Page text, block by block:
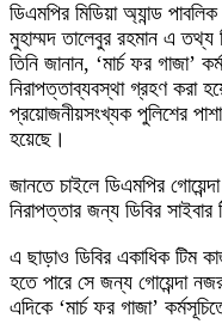
ডিএমপির মিডিয়া অ্যান্ড
মুহাম্মদ তালেবুর রহমান এ তথ্য
তিনি জানান, ‘মার্চ ফর গাজা’
নিরাপত্তাব্যবস্থা গ্রহণ করা
প্রয়োজনীয়সংখ্যক পুলিশের
হয়েছে।
জানতে চাইলে ডিএমপির
নিরাপত্তার জন্য ডিবির
এ ছাড়াও ডিবির একাধিক টিম
হতে পারে সে জন্য গোয়েন্দা
এদিকে ‘মার্চ ফর গাজা’